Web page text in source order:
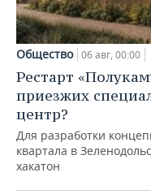
Общество 06 авг, 00:00
Рестарт
приезжих
центр?
Для разработки
квартала в
хакатон